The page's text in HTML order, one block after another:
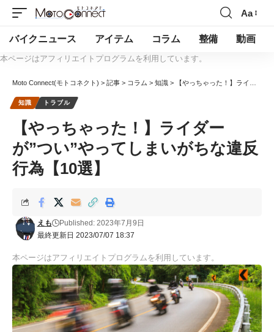
Aa
バイクニュース アイテム コラム 整備 動画
本ページはアフィリエイトプログラムを利用しています。
Moto Connect(モトコネクト) > 記事 > コラム > 知識 > 【やっちゃった！】ライダーが”つい”やってしまいがちな違反行為【10選】
知識 トラブル
【やっちゃった！】ライダー
が”つい”やってしまいがちな違反
行為【10選】
最終更新日 2023/07/07 18:37
えも Published: 2023年7月9日
本ページはアフィリエイトプログラムを利用しています。